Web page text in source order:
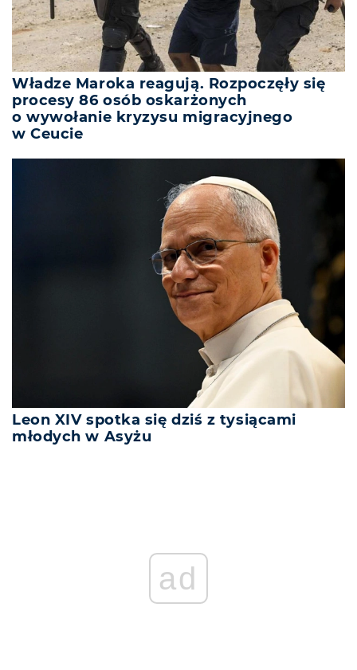
Władze Maroka reagują. Rozpoczęły się
procesy 86 osób oskarżonych
o wywołanie kryzysu migracyjnego
w Ceucie
Leon XIV spotka się dziś z tysiącami
młodych w Asyżu
ad